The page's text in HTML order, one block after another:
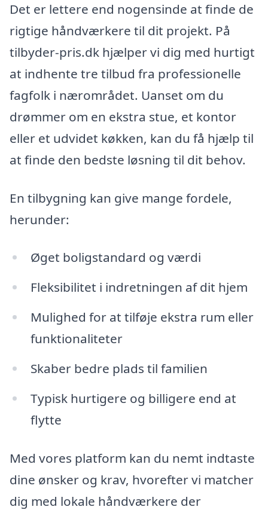
Det er lettere end nogensinde at finde de
rigtige håndværkere til dit projekt. På
tilbyder-pris.dk hjælper vi dig med hurtigt
at indhente tre tilbud fra professionelle
fagfolk i nærområdet. Uanset om du
drømmer om en ekstra stue, et kontor
eller et udvidet køkken, kan du få hjælp til
at finde den bedste løsning til dit behov.
En tilbygning kan give mange fordele,
herunder:
Øget boligstandard og værdi
Fleksibilitet i indretningen af dit hjem
Mulighed for at tilføje ekstra rum eller
funktionaliteter
Skaber bedre plads til familien
Typisk hurtigere og billigere end at
flytte
Med vores platform kan du nemt indtaste
dine ønsker og krav, hvorefter vi matcher
dig med lokale håndværkere der